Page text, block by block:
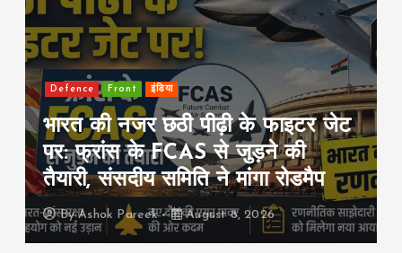
Front international राजनीति
सऊदी-तुर्की-पाकिस्तान का बड़ा रक्षा
समझौता: एक पर हमला हुआ तो तीनों पर
हमला माना जाएगा
ByAshok Pareek August 8, 2026